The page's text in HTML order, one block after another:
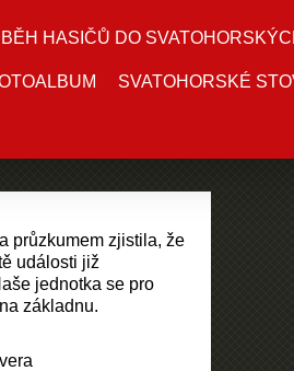
BĚH HASIČŮ DO
SVATOHORSKÉ
průzkumem zjistila, že
události již
jednotka se pro
základnu.